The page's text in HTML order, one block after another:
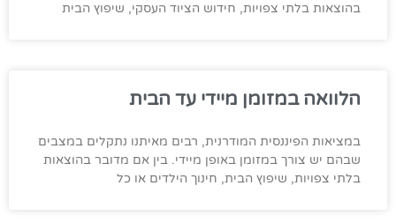
בהוצאות בלתי צפויות, חידוש הציוד העסקי, שיפוץ הבית
הלוואה במזומן מיידי עד הבית
במציאות הפיננסית המודרנית, רבים מאיתנו נתקלים במצבים
שבהם יש צורך במזומן באופן מיידי. בין אם מדובר בהוצאות
בלתי צפויות, שיפוץ הבית, חינוך הילדים או כל